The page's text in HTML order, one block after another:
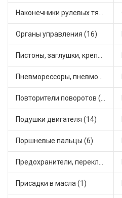
Наконечники рулевых тяг (30)
Органы управления (16)
Пистоны, заглушки, крепежные элементы (9)
Пневморессоры, пневмоподушки (1)
Повторители поворотов (4)
Подушки двигателя (14)
Поршневые пальцы (6)
Предохранители, переключатели, кнопки автомобильные (24)
Присадки в масла (1)